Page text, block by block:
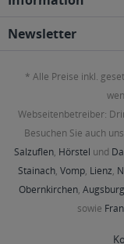
Newsletter
* Alle Preise inkl.
Webseitenbetreiber:
Besuchen Sie auch
Salzuflen, Hörstel und
Stainach, Vomp, Lienz,
Obernkirchen, Augsburg
sowie